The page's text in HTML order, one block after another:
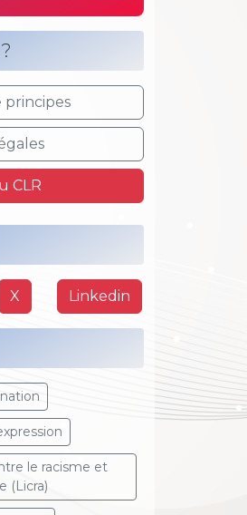
principes
CLR
X Linkedin
le racisme et
(Licra)